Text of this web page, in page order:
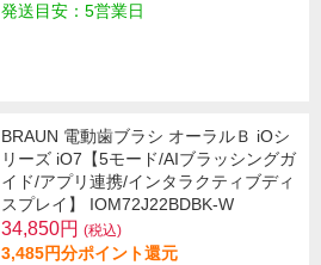
発送目安：5営業日
BRAUN 電動歯ブラシ オーラルＢ iOシ
リーズ iO7【5モード/AIブラッシングガ
イド/アプリ連携/インタラクティブディ
スプレイ】 IOM72J22BDBK-W
34,850円 (税込)
3,485円分ポイント還元